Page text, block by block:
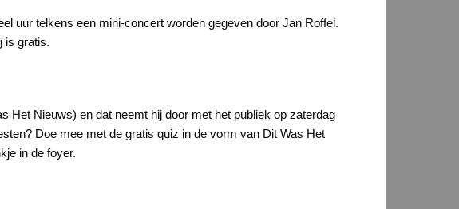
uur telkens een mini-concert worden gegeven door Jan Roffel.
is gratis.
Het Nieuws) en dat neemt hij door met het publiek op zaterdag
Doe mee met de gratis quiz in de vorm van Dit Was Het
in de foyer.